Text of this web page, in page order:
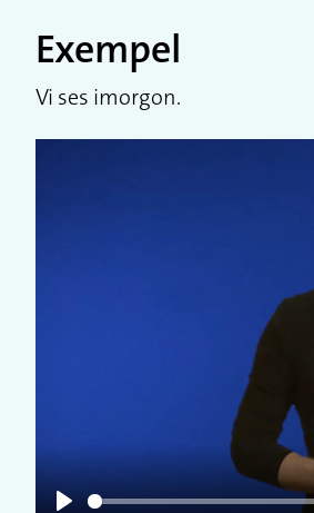
Exempel
Vi ses imorgon.